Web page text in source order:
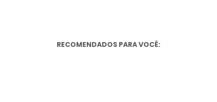
RECOMENDADOS PARA VOCÊ: